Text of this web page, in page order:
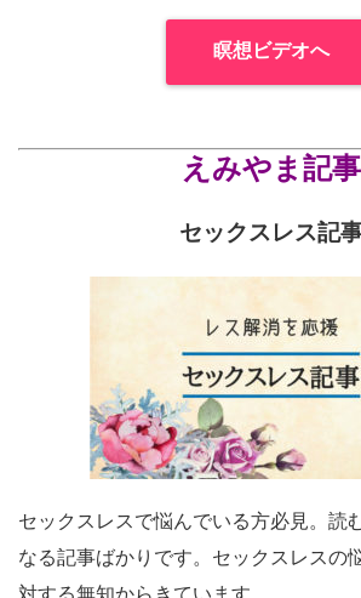
瞑想ビデオへ
えみやま記事
セックスレス記
セックスレスで悩んでいる方必見。読
なる記事ばかりです。セックスレスの
対する無知からきています。